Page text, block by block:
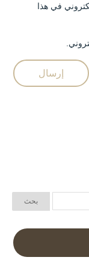
في هذا